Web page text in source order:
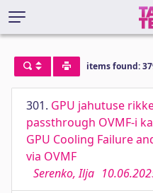
items found:
301. GPU jahutuse
passthrough OVMF-i
GPU Cooling Failure
via OVMF
Serenko, Ilja